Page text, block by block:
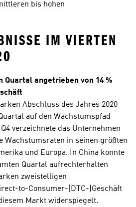
bis hohen
IM VIERTEN
Quartal angetrieben von 14 %
Abschluss des Jahres 2020
auf den Wachstumspfad
verzeichnete das Unternehmen
Wachstumsraten in seinen größten
und Europa. In China konnte
Quartal aufrechterhalten
zweistelligen
to-Consumer-(DTC-)Geschäft
Markt widerspiegelt.